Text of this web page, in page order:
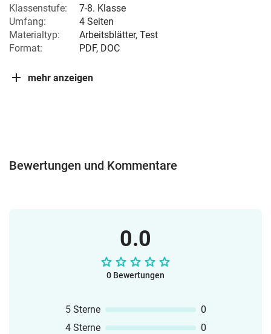
Klassenstufe:
7-8. Klasse
Umfang:
4 Seiten
Materialtyp:
Arbeitsblätter, Test
Format:
PDF, DOC
mehr anzeigen
Bewertungen und Kommentare
0.0
0 Bewertungen
5 Sterne
0
4 Sterne
0